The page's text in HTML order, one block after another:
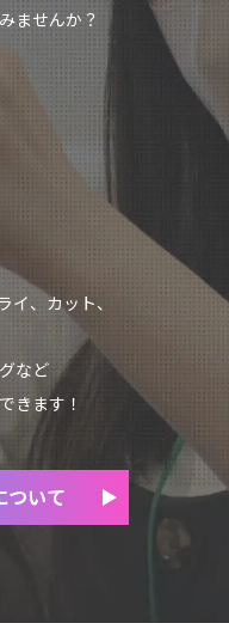
ませんか？
、 カット、
など
きます！
ついて